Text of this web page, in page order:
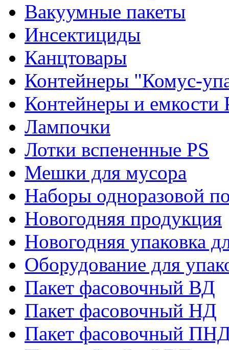
Вакуумные пакеты
Инсектициды
Канцтовары
Контейнеры "Комус-
Контейнеры и емкости
Лампочки
Лотки вспененные PS
Мешки для мусора
Наборы одноразовой
Новогодняя продукция
Новогодняя упаковка
Оборудование для
Пакет фасовочный ВД
Пакет фасовочный НД
Пакет фасовочный